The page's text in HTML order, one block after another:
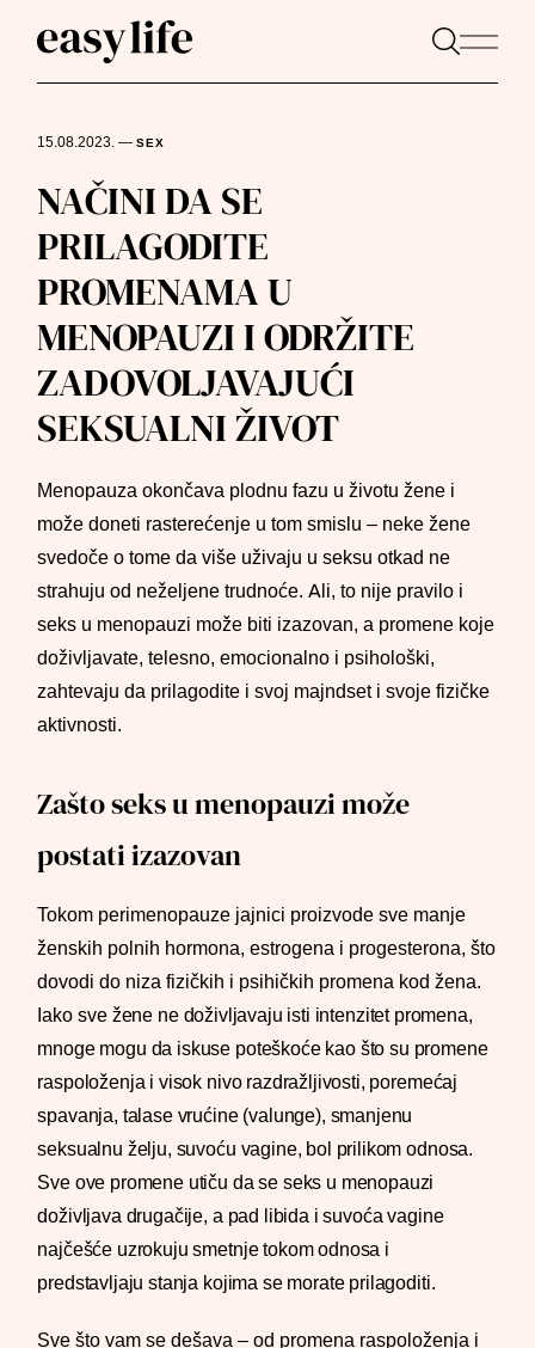
15.08.2023.—SEX
NAČINI DA SE
PRILAGODITE
PROMENAMA U
MENOPAUZI I ODRŽITE
ZADOVOLJAVAJUĆI
SEKSUALNI ŽIVOT
Menopauza okončava plodnu fazu u životu žene i
može doneti rasterećenje u tom smislu – neke žene
svedoče o tome da više uživaju u seksu otkad ne
strahuju od neželjene trudnoće. Ali, to nije pravilo i
seks u menopauzi može biti izazovan, a promene koje
doživljavate, telesno, emocionalno i psihološki,
zahtevaju da prilagodite i svoj majndset i svoje fizičke
aktivnosti.
Zašto seks u menopauzi može
postati izazovan
Tokom perimenopauze jajnici proizvode sve manje
ženskih polnih hormona, estrogena i progesterona, što
dovodi do niza fizičkih i psihičkih promena kod žena.
Iakosve žene ne doživljavaju isti intenzitet promena,
mnoge mogu da iskuse poteškoće kao što su promene
raspoloženja i visok nivo razdražljivosti, poremećaj
spavanja, talase vrućine (valunge), smanjenu
seksualnu želju, suvoću vagine, bol prilikom odnosa.
Sve ove promene utiču da se seks u menopauzi
doživljava drugačije, a pad libida i suvoća vagine
najčešće uzrokuju smetnje tokom odnosa i
predstavljaju stanja kojima se morate prilagoditi.
Sve što vam se dešava – od promena raspoloženja i